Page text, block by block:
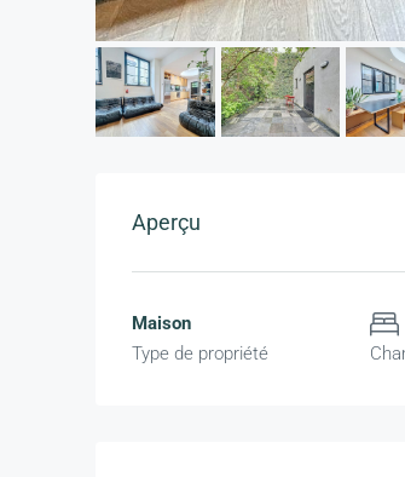
Aperçu
Maison
Type de propriété